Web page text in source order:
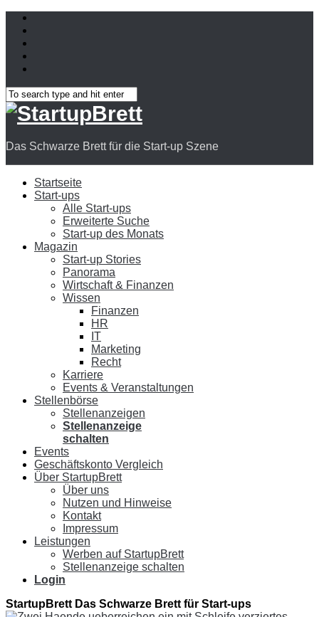
Das Schwarze Brett für die Start-up Szene
Startseite
Start-ups
Alle Start-ups
Erweiterte Suche
Start-up des Monats
Magazin
Start-up Stories
Panorama
Wirtschaft & Finanzen
Wissen
Finanzen
HR
IT
Marketing
Recht
Karriere
Events & Veranstaltungen
Stellenbörse
Stellenanzeigen
Stellenanzeige
schalten
Events
Geschäftskonto Vergleich
Über StartupBrett
Über uns
Nutzen und Hinweise
Kontakt
Impressum
Leistungen
Werben auf StartupBrett
Stellenanzeige schalten
Login
StartupBrett Das Schwarze Brett für Start-ups